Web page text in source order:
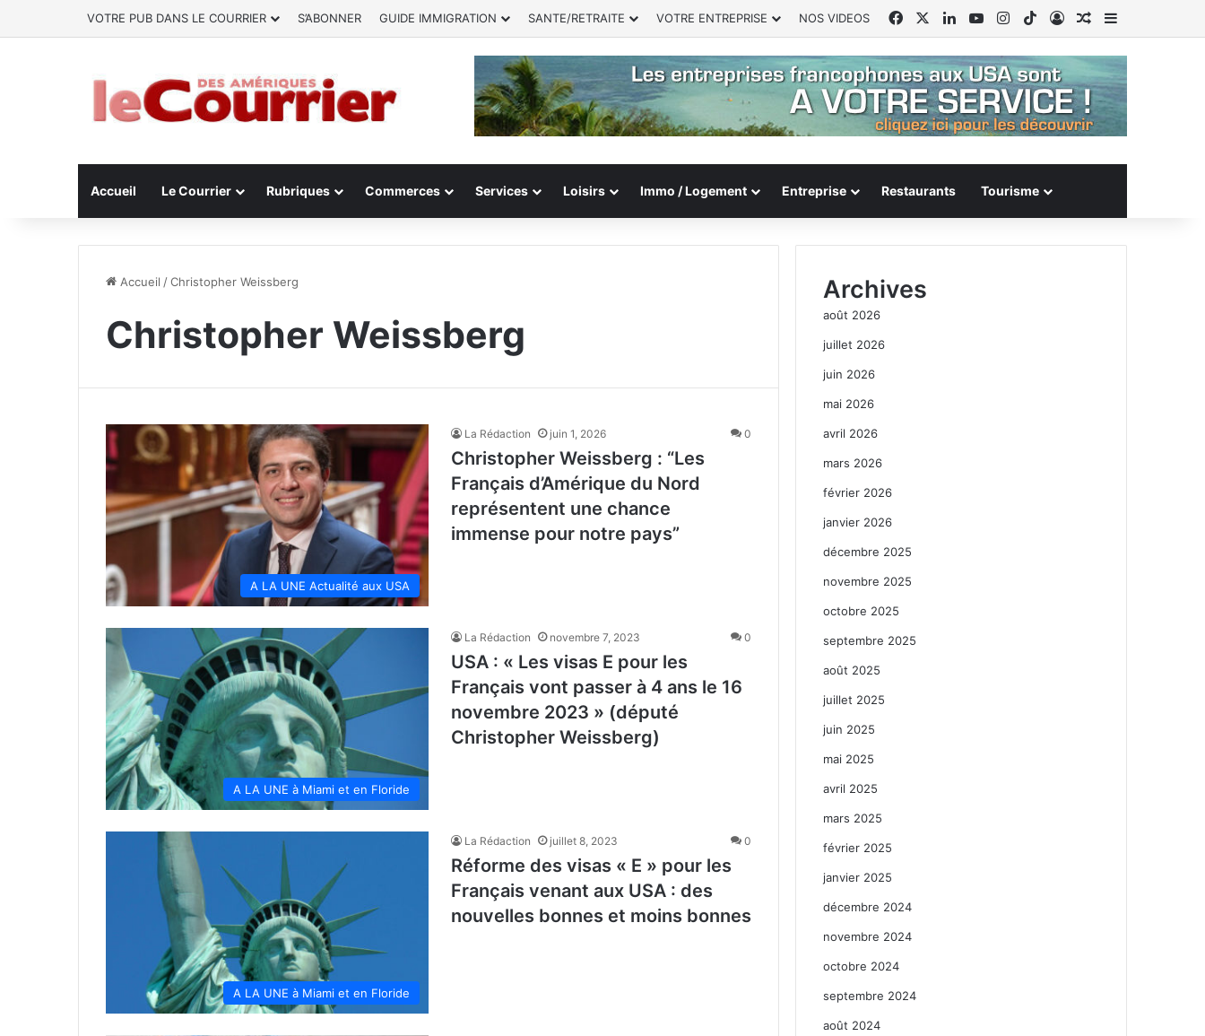
VOTRE PUB DANS LE COURRIER S’ABONNER GUIDE IMMIGRATION SANTE/RETRAITE VOTRE ENTREPRISE NOS VIDEOS FacebookLinkedinYouTubeInstagram
TikTokConnexion
Article Aléatoire
Sidebar
Accueil Le Courrier Rubriques Commerces Services Loisirs Immo / Logement Entreprise Restaurants Tourisme
Accueil /Christopher Weissberg
Christopher Weissberg
A LA UNE Actualité aux USA
La Rédaction juin 1, 2026 0
Christopher Weissberg : “Les
Français d’Amérique du Nord
représentent une chance
immense pour notre pays”
A LA UNE à Miami et en Floride
La Rédaction novembre 7, 2023 0
USA : « Les visas E pour les
Français vont passer à 4 ans le 16
novembre 2023 » (député
Christopher Weissberg)
A LA UNE à Miami et en Floride
La Rédaction juillet 8, 2023 0
Réforme des visas « E » pour les
Français venant aux USA : des
nouvelles bonnes et moins bonnes
Archives
août 2026
juillet 2026
juin 2026
mai 2026
avril 2026
mars 2026
février 2026
janvier 2026
décembre 2025
novembre 2025
octobre 2025
septembre 2025
août 2025
juillet 2025
juin 2025
mai 2025
avril 2025
mars 2025
février 2025
janvier 2025
décembre 2024
novembre 2024
octobre 2024
septembre 2024
août 2024